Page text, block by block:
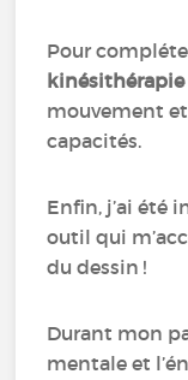
Pour
kinésithérapie
mouvement
capacités.
Enfin, j’ai été
outil qui
du dessin !
Durant mon
mentale et